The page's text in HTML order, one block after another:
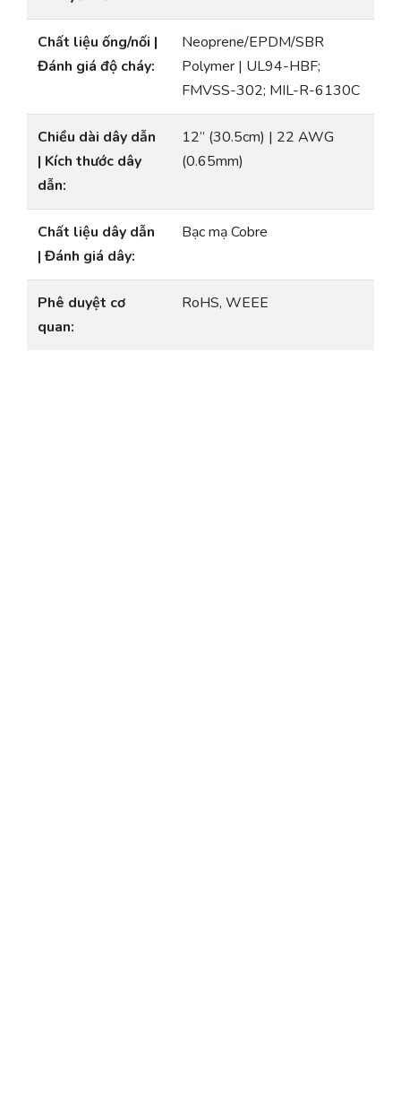
Chất liệu ống/nối |
Đánh giá độ cháy:
Neoprene/EPDM/SBR
Polymer | UL94-HBF;
FMVSS-302; MIL-R-6130C
Chiều dài dây dẫn
| Kích thước dây
dẫn:
12” (30.5cm) | 22 AWG
(0.65mm)
Chất liệu dây dẫn
| Đánh giá dây:
Bạc mạ Cobre
Phê duyệt cơ
quan:
RoHS, WEEE